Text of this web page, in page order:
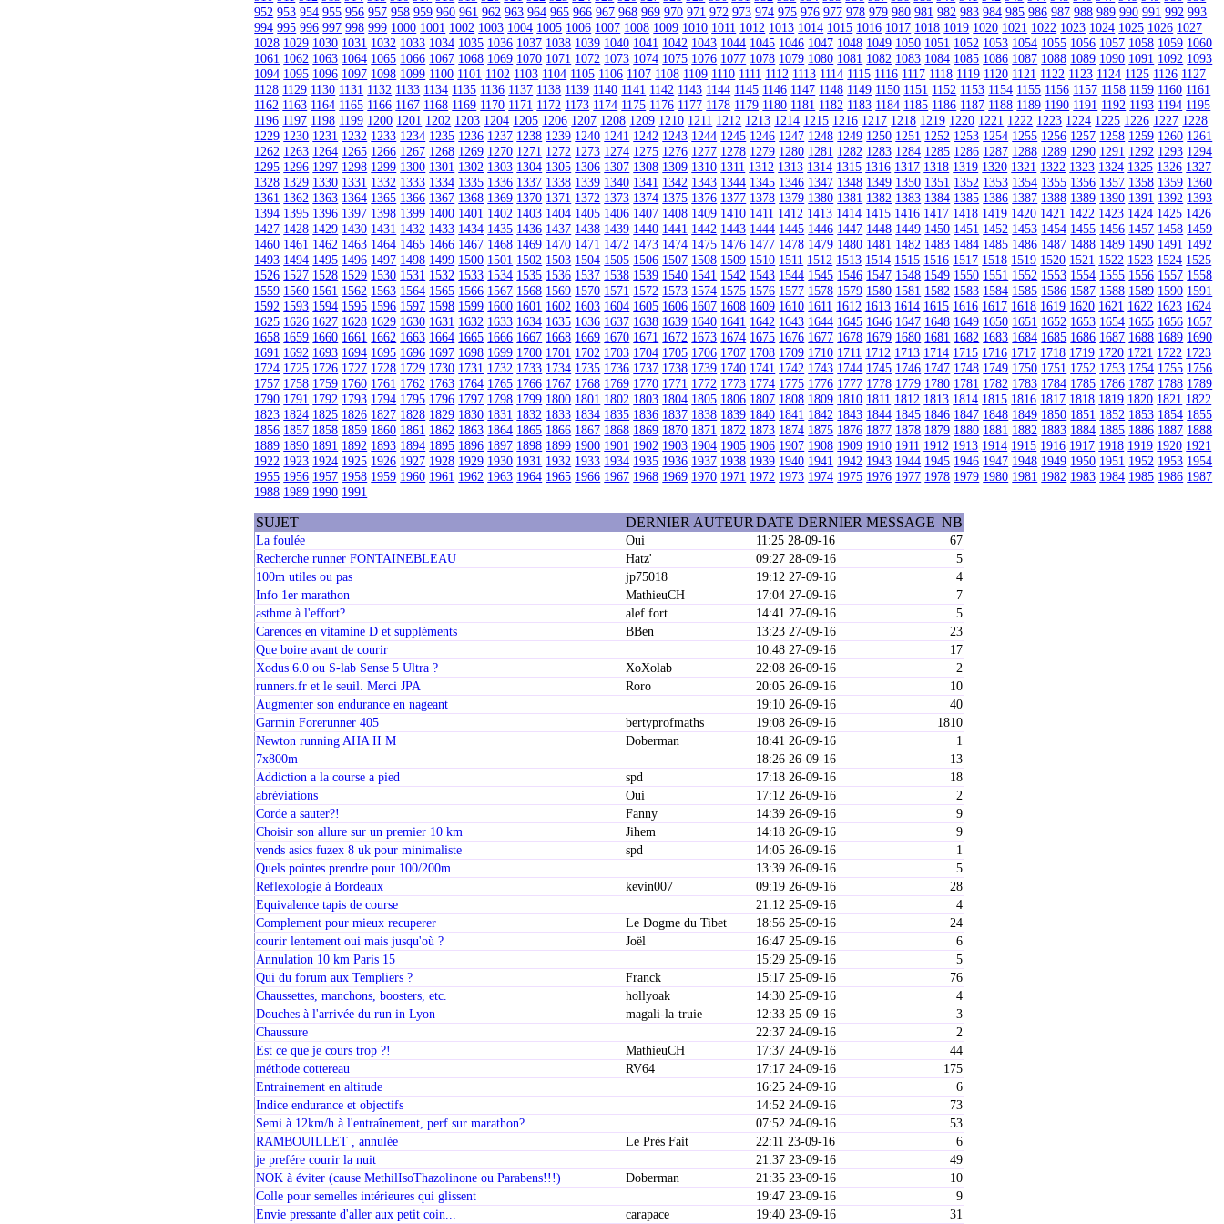
952 953 954 955 956 957 958 959 960 961 962 963 964 965 966 967 968 969 970 971 972 973 974 975 976 977 978 979 980 981 982 983 984 985 986 987 988 989 990 991 992 993
994 995 996 997 998 999 1000 1001 1002 1003 1004 1005 1006 1007 1008 1009 1010 1011 1012 1013 1014 1015 1016 1017 1018 1019 1020 1021 1022 1023 1024 1025 1026 1027
1028 1029 1030 1031 1032 1033 1034 1035 1036 1037 1038 1039 1040 1041 1042 1043 1044 1045 1046 1047 1048 1049 1050 1051 1052 1053 1054 1055 1056 1057 1058 1059 1060
1061 1062 1063 1064 1065 1066 1067 1068 1069 1070 1071 1072 1073 1074 1075 1076 1077 1078 1079 1080 1081 1082 1083 1084 1085 1086 1087 1088 1089 1090 1091 1092 1093
1094 1095 1096 1097 1098 1099 1100 1101 1102 1103 1104 1105 1106 1107 1108 1109 1110 1111 1112 1113 1114 1115 1116 1117 1118 1119 1120 1121 1122 1123 1124 1125 1126 1127
1128 1129 1130 1131 1132 1133 1134 1135 1136 1137 1138 1139 1140 1141 1142 1143 1144 1145 1146 1147 1148 1149 1150 1151 1152 1153 1154 1155 1156 1157 1158 1159 1160 1161
1162 1163 1164 1165 1166 1167 1168 1169 1170 1171 1172 1173 1174 1175 1176 1177 1178 1179 1180 1181 1182 1183 1184 1185 1186 1187 1188 1189 1190 1191 1192 1193 1194 1195
1196 1197 1198 1199 1200 1201 1202 1203 1204 1205 1206 1207 1208 1209 1210 1211 1212 1213 1214 1215 1216 1217 1218 1219 1220 1221 1222 1223 1224 1225 1226 1227 1228
1229 1230 1231 1232 1233 1234 1235 1236 1237 1238 1239 1240 1241 1242 1243 1244 1245 1246 1247 1248 1249 1250 1251 1252 1253 1254 1255 1256 1257 1258 1259 1260 1261
1262 1263 1264 1265 1266 1267 1268 1269 1270 1271 1272 1273 1274 1275 1276 1277 1278 1279 1280 1281 1282 1283 1284 1285 1286 1287 1288 1289 1290 1291 1292 1293 1294
1295 1296 1297 1298 1299 1300 1301 1302 1303 1304 1305 1306 1307 1308 1309 1310 1311 1312 1313 1314 1315 1316 1317 1318 1319 1320 1321 1322 1323 1324 1325 1326 1327
1328 1329 1330 1331 1332 1333 1334 1335 1336 1337 1338 1339 1340 1341 1342 1343 1344 1345 1346 1347 1348 1349 1350 1351 1352 1353 1354 1355 1356 1357 1358 1359 1360
1361 1362 1363 1364 1365 1366 1367 1368 1369 1370 1371 1372 1373 1374 1375 1376 1377 1378 1379 1380 1381 1382 1383 1384 1385 1386 1387 1388 1389 1390 1391 1392 1393
1394 1395 1396 1397 1398 1399 1400 1401 1402 1403 1404 1405 1406 1407 1408 1409 1410 1411 1412 1413 1414 1415 1416 1417 1418 1419 1420 1421 1422 1423 1424 1425 1426
1427 1428 1429 1430 1431 1432 1433 1434 1435 1436 1437 1438 1439 1440 1441 1442 1443 1444 1445 1446 1447 1448 1449 1450 1451 1452 1453 1454 1455 1456 1457 1458 1459
1460 1461 1462 1463 1464 1465 1466 1467 1468 1469 1470 1471 1472 1473 1474 1475 1476 1477 1478 1479 1480 1481 1482 1483 1484 1485 1486 1487 1488 1489 1490 1491 1492
1493 1494 1495 1496 1497 1498 1499 1500 1501 1502 1503 1504 1505 1506 1507 1508 1509 1510 1511 1512 1513 1514 1515 1516 1517 1518 1519 1520 1521 1522 1523 1524 1525
1526 1527 1528 1529 1530 1531 1532 1533 1534 1535 1536 1537 1538 1539 1540 1541 1542 1543 1544 1545 1546 1547 1548 1549 1550 1551 1552 1553 1554 1555 1556 1557 1558
1559 1560 1561 1562 1563 1564 1565 1566 1567 1568 1569 1570 1571 1572 1573 1574 1575 1576 1577 1578 1579 1580 1581 1582 1583 1584 1585 1586 1587 1588 1589 1590 1591
1592 1593 1594 1595 1596 1597 1598 1599 1600 1601 1602 1603 1604 1605 1606 1607 1608 1609 1610 1611 1612 1613 1614 1615 1616 1617 1618 1619 1620 1621 1622 1623 1624
1625 1626 1627 1628 1629 1630 1631 1632 1633 1634 1635 1636 1637 1638 1639 1640 1641 1642 1643 1644 1645 1646 1647 1648 1649 1650 1651 1652 1653 1654 1655 1656 1657
1658 1659 1660 1661 1662 1663 1664 1665 1666 1667 1668 1669 1670 1671 1672 1673 1674 1675 1676 1677 1678 1679 1680 1681 1682 1683 1684 1685 1686 1687 1688 1689 1690
1691 1692 1693 1694 1695 1696 1697 1698 1699 1700 1701 1702 1703 1704 1705 1706 1707 1708 1709 1710 1711 1712 1713 1714 1715 1716 1717 1718 1719 1720 1721 1722 1723
1724 1725 1726 1727 1728 1729 1730 1731 1732 1733 1734 1735 1736 1737 1738 1739 1740 1741 1742 1743 1744 1745 1746 1747 1748 1749 1750 1751 1752 1753 1754 1755 1756
1757 1758 1759 1760 1761 1762 1763 1764 1765 1766 1767 1768 1769 1770 1771 1772 1773 1774 1775 1776 1777 1778 1779 1780 1781 1782 1783 1784 1785 1786 1787 1788 1789
1790 1791 1792 1793 1794 1795 1796 1797 1798 1799 1800 1801 1802 1803 1804 1805 1806 1807 1808 1809 1810 1811 1812 1813 1814 1815 1816 1817 1818 1819 1820 1821 1822
1823 1824 1825 1826 1827 1828 1829 1830 1831 1832 1833 1834 1835 1836 1837 1838 1839 1840 1841 1842 1843 1844 1845 1846 1847 1848 1849 1850 1851 1852 1853 1854 1855
1856 1857 1858 1859 1860 1861 1862 1863 1864 1865 1866 1867 1868 1869 1870 1871 1872 1873 1874 1875 1876 1877 1878 1879 1880 1881 1882 1883 1884 1885 1886 1887 1888
1889 1890 1891 1892 1893 1894 1895 1896 1897 1898 1899 1900 1901 1902 1903 1904 1905 1906 1907 1908 1909 1910 1911 1912 1913 1914 1915 1916 1917 1918 1919 1920 1921
1922 1923 1924 1925 1926 1927 1928 1929 1930 1931 1932 1933 1934 1935 1936 1937 1938 1939 1940 1941 1942 1943 1944 1945 1946 1947 1948 1949 1950 1951 1952 1953 1954
1955 1956 1957 1958 1959 1960 1961 1962 1963 1964 1965 1966 1967 1968 1969 1970 1971 1972 1973 1974 1975 1976 1977 1978 1979 1980 1981 1982 1983 1984 1985 1986 1987
1988 1989 1990 1991
SUJET DERNIER AUTEUR DATE DERNIER MESSAGE NB
La foulée Oui 11:25 28-09-16
67
Recherche runner FONTAINEBLEAU
Hatz' 09:27 28-09-16
5
100m utiles ou pas
jp75018 19:12 27-09-16
4
Info 1er marathon
MathieuCH 17:04 27-09-16
7
asthme à l'effort?
alef fort 14:41 27-09-16
5
Carences en vitamine D et suppléments
BBen 13:23 27-09-16
23
Que boire avant de courir
10:48 27-09-16
17
Xodus 6.0 ou S-lab Sense 5 Ultra ?
XoXolab 22:08 26-09-16
2
runners.fr et le seuil. Merci JPA
Roro 20:05 26-09-16
10
Augmenter son endurance en nageant
19:10 26-09-16
40
Garmin Forerunner 405
bertyprofmaths 19:08 26-09-16
1810
Newton running AHA II M
Doberman 18:41 26-09-16
1
7x800m
18:26 26-09-16
13
Addiction a la course a pied
spd 17:18 26-09-16
18
abréviations
Oui 17:12 26-09-16
2
Corde a sauter?!
Fanny 14:39 26-09-16
9
Choisir son allure sur un premier 10 km
Jihem 14:18 26-09-16
9
vends asics fuzex 8 uk pour minimaliste
spd 14:05 26-09-16
1
Quels pointes prendre pour 100/200m
13:39 26-09-16
5
Reflexologie à Bordeaux
kevin007 09:19 26-09-16
28
Equivalence tapis de course
21:12 25-09-16
4
Complement pour mieux recuperer
Le Dogme du Tibet 18:56 25-09-16
24
courir lentement oui mais jusqu'où ?
Joël 16:47 25-09-16
6
Annulation 10 km Paris 15
15:29 25-09-16
5
Qui du forum aux Templiers ?
Franck 15:17 25-09-16
76
Chaussettes, manchons, boosters, etc.
hollyoak 14:30 25-09-16
4
Douches à l'arrivée du run in Lyon
magali-la-truie 12:33 25-09-16
3
Chaussure
22:37 24-09-16
2
Est ce que je cours trop ?!
MathieuCH 17:37 24-09-16
44
méthode cottereau
RV64 17:17 24-09-16
175
Entrainement en altitude
16:25 24-09-16
6
Indice endurance et objectifs
14:52 24-09-16
73
Semi à 12km/h à l'entraînement, perf sur marathon?
07:52 24-09-16
53
RAMBOUILLET , annulée
Le Près Fait 22:11 23-09-16
6
je prefére courir la nuit
21:37 23-09-16
49
NOK à éviter (cause MethilIsoThazolinone ou Parabens!!!)
Doberman 21:35 23-09-16
10
Colle pour semelles intérieures qui glissent
19:47 23-09-16
9
Envie pressante d'aller aux petit coin...
carapace 19:40 23-09-16 31